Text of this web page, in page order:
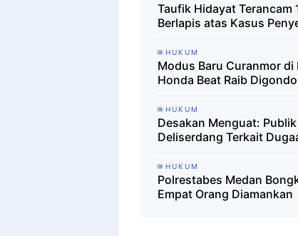
Taufik Hidayat Terancam
Berlapis atas Kasus
HUKUM
Modus Baru Curanmor
Honda Beat Raib
HUKUM
Desakan Menguat:
Deliserdang Terkait
HUKUM
Polrestabes Medan
Empat Orang Diamankan